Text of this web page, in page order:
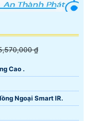
₫
Cao .
Ngoại Smart IR.